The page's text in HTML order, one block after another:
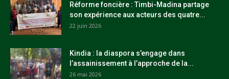
Réforme foncière : Timbi-Madina partage
son expérience aux acteurs des quatre...
22 juin 2026
Kindia : la diaspora s’engage dans
l’assainissement à l’approche de la...
26 mai 2026